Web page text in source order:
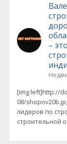
–
[img left]http://
08/
лидеров по
строительной